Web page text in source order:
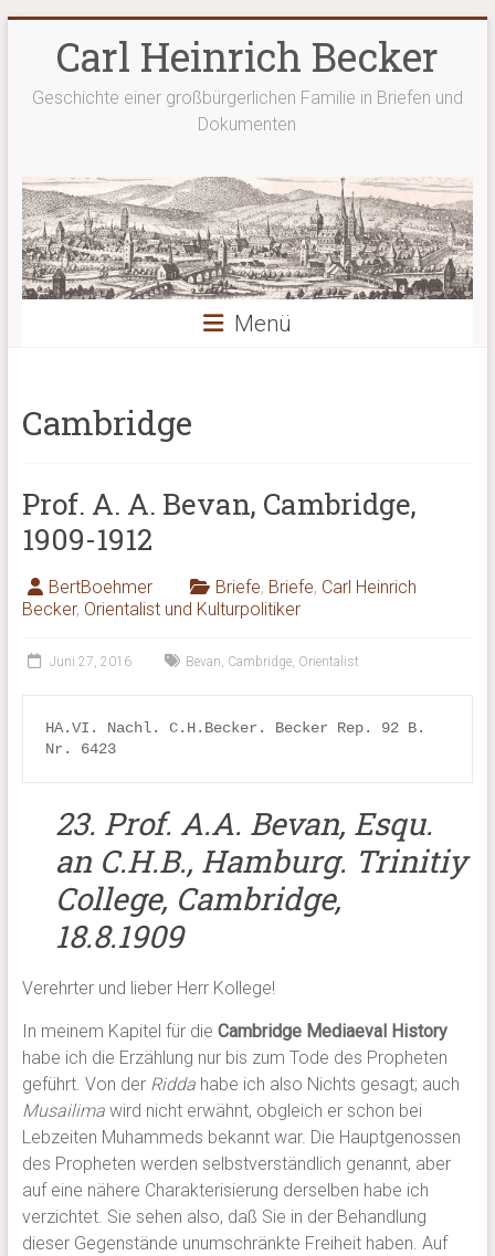
springenCarl Heinrich Becker
Geschichte einer großbürgerlichen Familie in Briefen und
Dokumenten
Menü
Cambridge
Prof. A. A. Bevan, Cambridge,
1909-1912
BertBoehmer Briefe, Briefe, Carl Heinrich
Becker, Orientalist und Kulturpolitiker
Juni 27, 2016 Bevan, Cambridge, Orientalist
HA.VI. Nachl. C.H.Becker. Becker Rep. 92 B.
Nr. 6423
23. Prof. A.A. Bevan, Esqu.
an C.H.B., Hamburg. Trinitiy
College, Cambridge,
18.8.1909
Verehrter und lieber Herr Kollege!
In meinem Kapitel für die Cambridge Mediaeval History
habe ich die Erzählung nur bis zum Tode des Propheten
geführt. Von der Riddahabe ich also Nichts gesagt; auch
Musailima wird nicht erwähnt, obgleich er schon bei
Lebzeiten Muhammeds bekannt war. Die Hauptgenossen
des Propheten werden selbstverständlich genannt, aber
auf eine nähere Charakterisierung derselben habe ich
verzichtet. Sie sehen also, daß Sie in der Behandlung
dieser Gegenstände unumschränkte Freiheit haben. Auf